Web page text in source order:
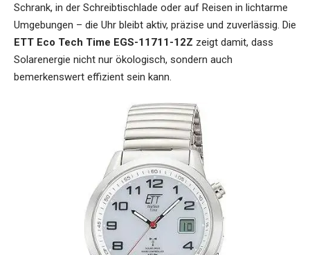
Schrank, in der Schreibtischlade oder auf Reisen in lichtarme
Umgebungen – die Uhr bleibt aktiv, präzise und zuverlässig. Die
ETT Eco Tech Time EGS-11711-12Z zeigt damit, dass
Solarenergie nicht nur ökologisch, sondern auch
bemerkenswert effizient sein kann.